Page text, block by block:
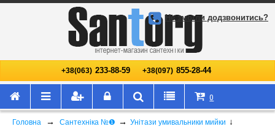
+38(063) 233-88-59 +38(097) 855-28-44
Не змогли додзвонитись?
0
Головна → Сантехніка №❶ → Унітази умивальники мийки ↓